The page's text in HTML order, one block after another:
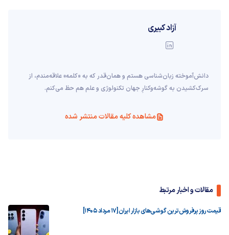
آزاد کبیری
دانش‌آموخته‌ زبان‌شناسی‌ هستم و همان‌قدر که به «کلمه» علاقه‌مندم، از
سرک‌کشیدن به گوشه‌وکنارِ جهان تکنولوژی و علم هم حظ می‌کنم.
مشاهده کلیه مقالات منتشر شده
مقالات و اخبار مرتبط
قیمت روز پرفروش‌ترین گوشی‌های بازار ایران [17 مرداد 1405]